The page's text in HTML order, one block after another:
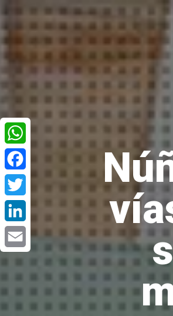
WhatsApp
Facebook
Twitter
LinkedIn
Email